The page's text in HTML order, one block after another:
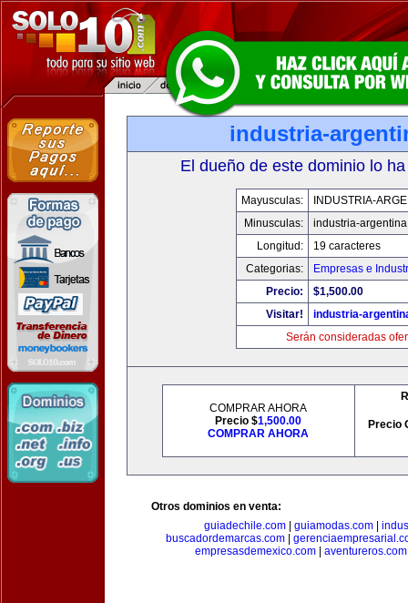
industria-
El dueño de este dominio lo
Mayusculas:
INDUSTRIA-
Minusculas:
industria-
Longitud:
19 caracteres
Categorias:
Empresas e
Precio:
$1,500.00
Visitar!
industria-
Serán consideradas
COMPRAR AHORA
Precio $1,500.00
COMPRAR AHORA
Precio
Otros dominios en venta:
guiadechile.com
guiamodas.com
buscadordemarcas.com|
empresasdemexico.com| aventureros.com